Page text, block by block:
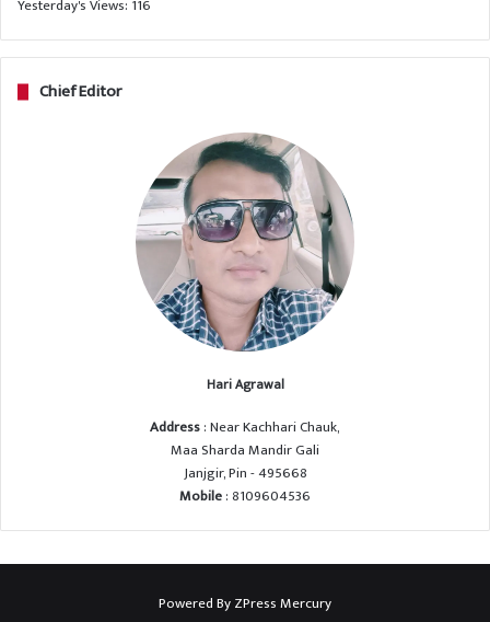
Yesterday's Views: 116
Chief Editor
Hari Agrawal
Address: Near Kachhari Chauk,
Maa Sharda Mandir Gali
Janjgir, Pin - 495668
Mobile: 8109604536
Powered ByZPress Mercury